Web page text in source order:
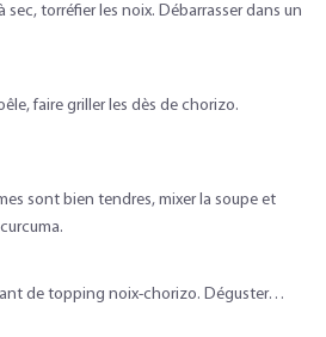
sec, torréfier les noix. Débarrasser dans un
faire griller les dès de chorizo.
sont bien tendres, mixer la soupe et
de topping noix-chorizo. Déguster…